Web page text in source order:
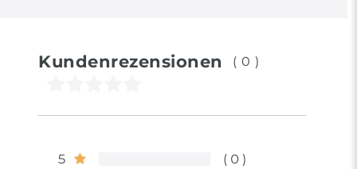
Kundenrezensionen (0)
5
0